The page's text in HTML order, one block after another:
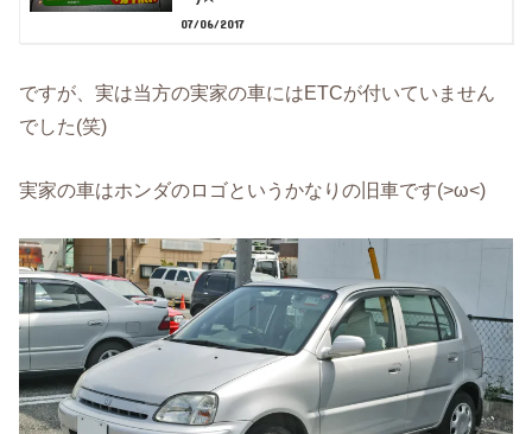
07/06/2017
ですが、実は当方の実家の車にはETCが付いていません
でした(笑)
実家の車はホンダのロゴというかなりの旧車です(>ω<)